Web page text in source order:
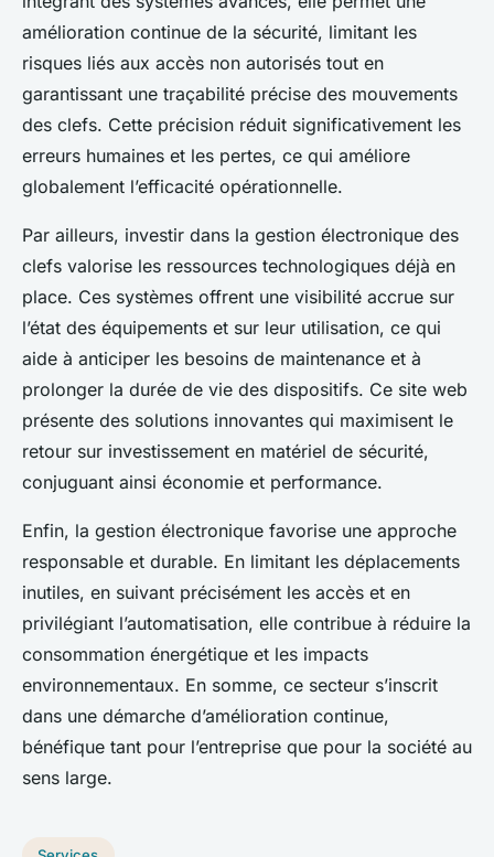
amélioration continue de la sécurité, limitant les
risques liés aux accès non autorisés tout en
garantissant une traçabilité précise des mouvements
des clefs. Cette précision réduit significativement les
erreurs humaines et les pertes, ce qui améliore
globalement l’efficacité opérationnelle.
Par ailleurs, investir dans la gestion électronique des
clefs valorise les ressources technologiques déjà en
place. Ces systèmes offrent une visibilité accrue sur
l’état des équipements et sur leur utilisation, ce qui
aide à anticiper les besoins de maintenance et à
prolonger la durée de vie des dispositifs. Ce site web
présente des solutions innovantes qui maximisent le
retour sur investissement en matériel de sécurité,
conjuguant ainsi économie et performance.
Enfin, la gestion électronique favorise une approche
responsable et durable. En limitant les déplacements
inutiles, en suivant précisément les accès et en
privilégiant l’automatisation, elle contribue à réduire la
consommation énergétique et les impacts
environnementaux. En somme, ce secteur s’inscrit
dans une démarche d’amélioration continue,
bénéfique tant pour l’entreprise que pour la société au
sens large.